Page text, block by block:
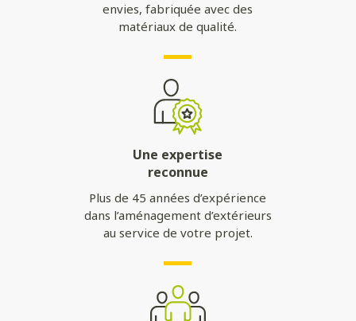
envies, fabriquée avec des
matériaux de qualité.
Une expertise
reconnue
Plus de 45 années d’expérience
dans l’aménagement d’extérieurs
au service de votre projet.